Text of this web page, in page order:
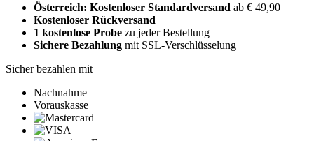
Österreich: Kostenloser Standardversand ab € 49,90
Kostenloser Rückversand
1 kostenlose Probe zu jeder Bestellung
Sichere Bezahlung mit SSL-Verschlüsselung
Sicher bezahlen mit
Nachnahme
Vorauskasse